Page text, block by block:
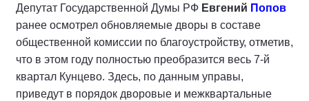
Депутат Государственной Думы РФ Евгений Попов
ранее осмотрел обновляемые дворы в составе
общественной комиссии по благоустройству, отметив,
что в этом году полностью преобразится весь 7-й
квартал Кунцево. Здесь, по данным управы,
приведут в порядок дворовые и межквартальные